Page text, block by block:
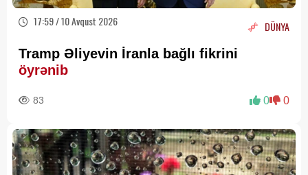
17:59 / 10 Avqust 2026 DÜNYA
Tramp Əliyevin İranla bağlı fikrini
öyrənib
83 0 0